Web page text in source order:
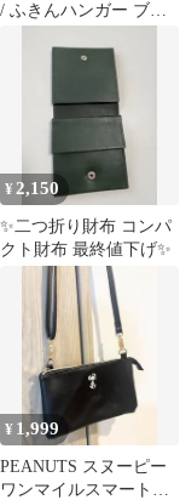
/ ふきんハンガー ブラ
¥2,150
✨二つ折り財布 コンパ
クト財布 最終値下げ✨
¥ 1,999
PEANUTS スヌーピー
ワンマイルスマートポ